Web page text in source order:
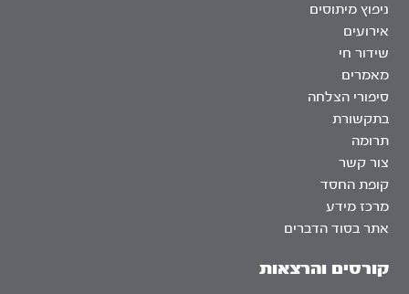
ניפוץ מיתוסים
אירועים
שידור חי
מאמרים
סיפורי הצלחה
בתקשורת
תרומה
צור קשר
קופת החסד
מרכז מידע
אתר בסוד הדברים
קורסים והרצאות